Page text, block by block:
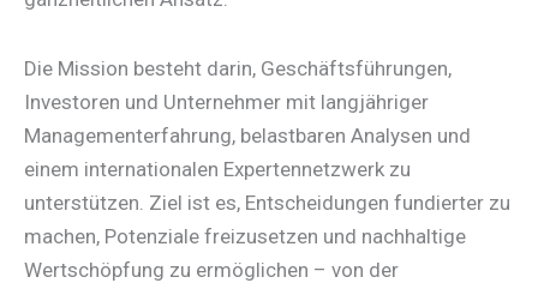
Die Mission besteht darin, Geschäftsführungen,
Investoren und Unternehmer mit langjähriger
Managementerfahrung, belastbaren Analysen und
einem internationalen Expertennetzwerk zu
unterstützen. Ziel ist es, Entscheidungen fundierter zu
machen, Potenziale freizusetzen und nachhaltige
Wertschöpfung zu ermöglichen – von der